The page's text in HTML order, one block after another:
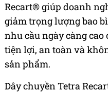
Recart® giúp doanh
giảm trọng lượng bao
nhu cầu ngày càng
tiện lợi, an toàn và
sản phẩm.
Dây chuyền Tetra